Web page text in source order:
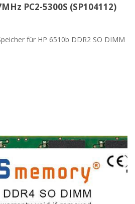
PC2-5300S (SP104112)
für HP 6510b DDR2 SO DIMM